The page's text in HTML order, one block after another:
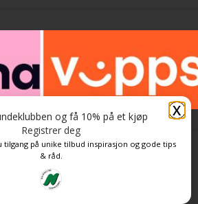
X
og få 10% på et kjøp
Registrer deg
på unike tilbud inspirasjon og gode tips
& råd.